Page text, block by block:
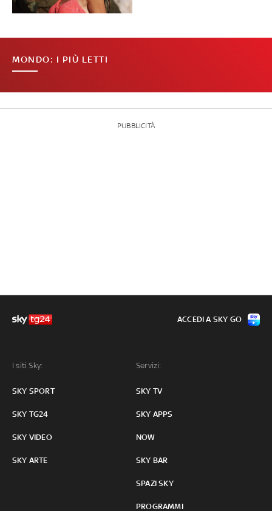
MONDO: I PIÙ LETTI
PUBBLICITÀ
I siti Sky:
SKY SPORT
SKY TG24
SKY VIDEO
SKY ARTE
Servizi:
SKY TV
SKY APPS
NOW
SKY BAR
SPAZI SKY
PROGRAMMI
ACCEDI A SKY GO